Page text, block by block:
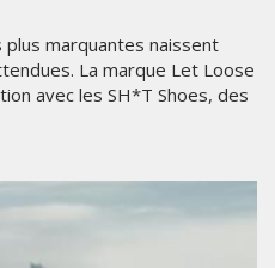
marquantes naissent
La marque Let Loose
avec les SH*T Shoes, des